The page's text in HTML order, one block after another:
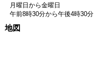
月曜日から金曜日
午前8時30分から午後4時30分
地図